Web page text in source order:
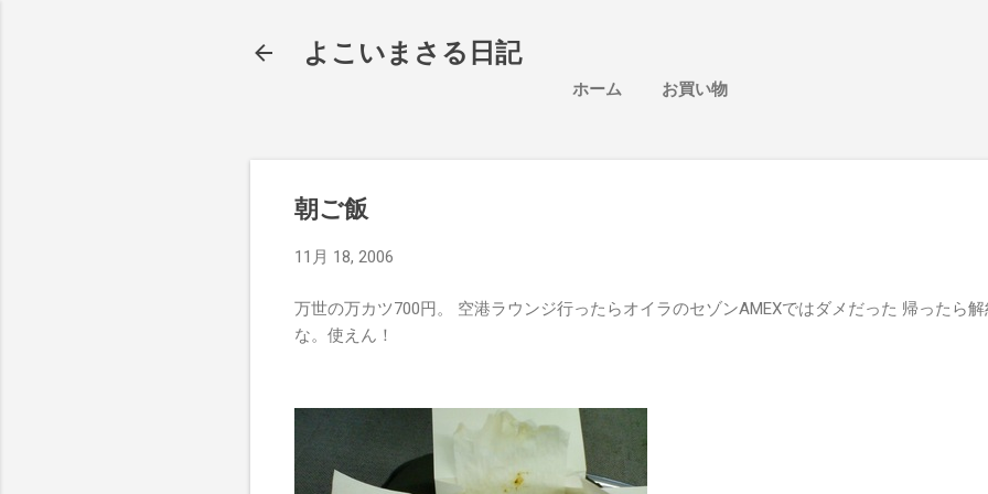
よこいまさる日記
ホーム お買い物
朝ご飯
11月 18, 2006
万世の万カツ700円。 空港ラウンジ行ったらオイラのセゾンAMEXではダメだった 帰ったら
な。使えん！